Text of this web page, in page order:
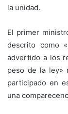
la unidad.
El primer
descrito como
advertido a los
peso de la ley»
participado en
una